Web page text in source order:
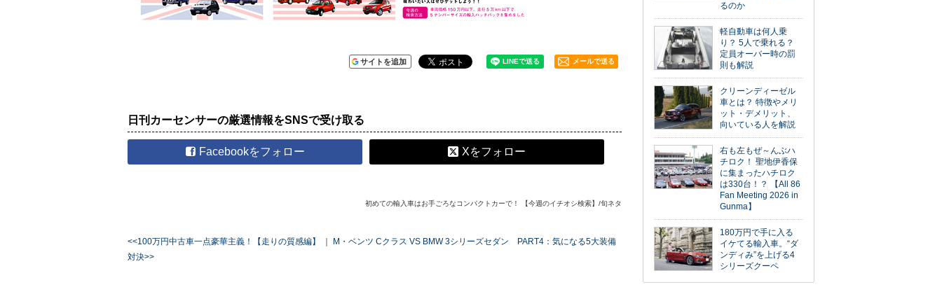
サイトを追加 メールで送る
日刊カーセンサーの厳選情報をSNSで受け取る
Facebookをフォロー Xをフォロー
初めての輸入車はお手ごろなコンパクトカーで！ 【今週のイチオシ検索】/旬ネタ
<<100万円中古車一点豪華主義！【走りの質感編】
M・ベンツ Cクラス VS BMW 3シリーズセダン PART4：気になる5大装備
対決>>
るのか
軽自動車は何人乗
り？ 5人で乗れる？
定員オーバー時の罰
則も解説
クリーンディーゼル
車とは？ 特徴やメリ
ット・デメリット、
向いている人を解説
右も左もぜ～んぶハ
チロク！ 聖地伊香保
に集まったハチロク
は330台！？ 【All 86
Fan Meeting 2026 in
Gunma】
180万円で手に入る
イケてる輸入車。“ダ
ンディみ”を上げる4
シリーズクーペ